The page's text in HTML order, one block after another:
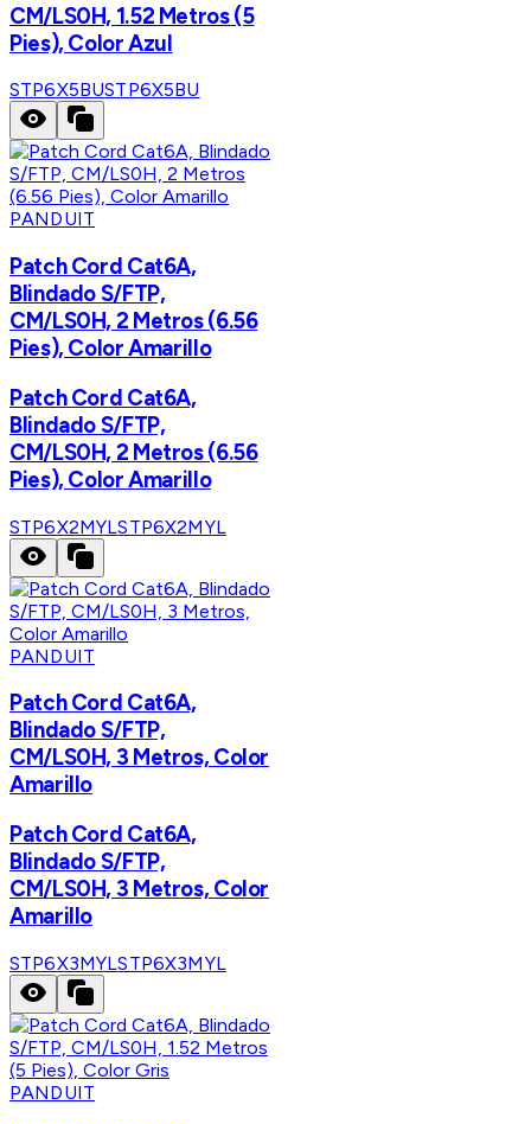
CM/LS0H, 1.52 Metros (5
Pies), Color Azul
STP6X5BUSTP6X5BU
PANDUIT
Patch Cord Cat6A,
Blindado S/FTP,
CM/LS0H, 2 Metros (6.56
Pies), Color Amarillo
Patch Cord Cat6A,
Blindado S/FTP,
CM/LS0H, 2 Metros (6.56
Pies), Color Amarillo
STP6X2MYLSTP6X2MYL
PANDUIT
Patch Cord Cat6A,
Blindado S/FTP,
CM/LS0H, 3 Metros, Color
Amarillo
Patch Cord Cat6A,
Blindado S/FTP,
CM/LS0H, 3 Metros, Color
Amarillo
STP6X3MYLSTP6X3MYL
PANDUIT